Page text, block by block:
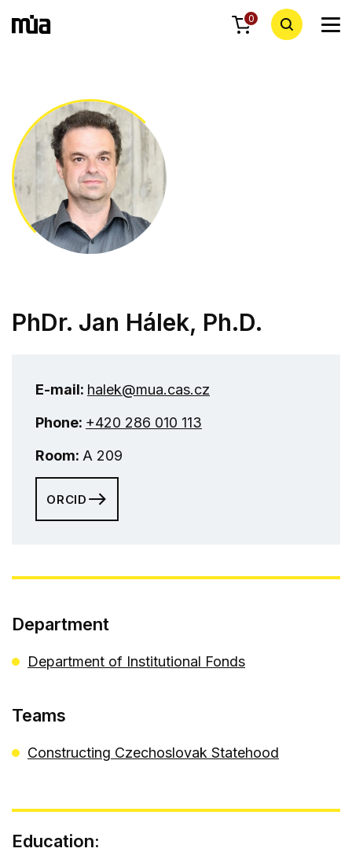
0
PhDr. Jan Hálek, Ph.D.
E-mail: halek@mua.cas.cz
Phone: +420 286 010 113
Room: A 209
ORCID
Department
Department of Institutional Fonds
Teams
Constructing Czechoslovak Statehood
Education: